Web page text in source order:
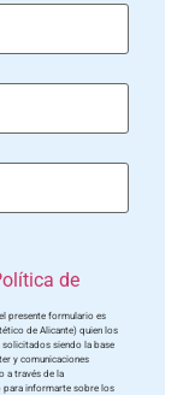
de
presente formulario es
de Alicante) quien los
siendo la base
y comunicaciones
a través de la
para informarte sobre los